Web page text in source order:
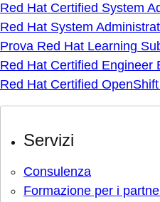
Red Hat Certified System
Red Hat System
Prova Red Hat Learning
Red Hat Certified Engineer
Red Hat Certified
Servizi
Consulenza
Formazione per i